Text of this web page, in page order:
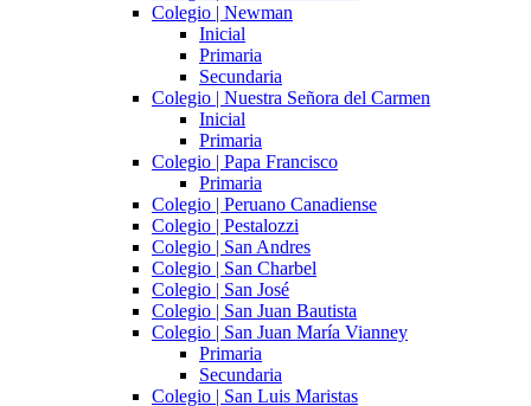
Colegio | Newman
Inicial
Primaria
Secundaria
Colegio | Nuestra Señora del Carmen
Inicial
Primaria
Colegio | Papa Francisco
Primaria
Colegio | Peruano Canadiense
Colegio | Pestalozzi
Colegio | San Andres
Colegio | San Charbel
Colegio | San José
Colegio | San Juan Bautista
Colegio | San Juan María Vianney
Primaria
Secundaria
Colegio | San Luis Maristas